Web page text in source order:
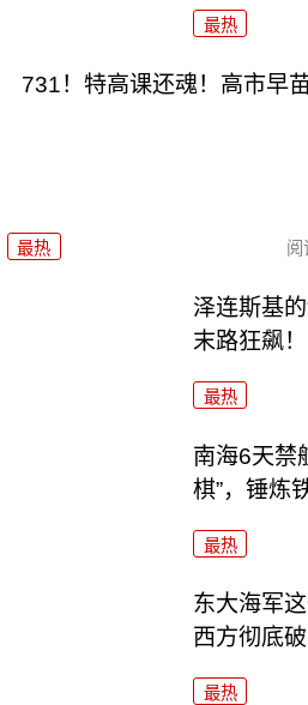
最热
731！特高课还魂！高市早
最热 阅
泽连斯基
末路狂飙！
最热
南海6天禁
棋”，锤炼
最热
东大海军
西方彻底破
最热